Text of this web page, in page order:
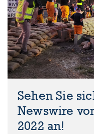
Sehen Sie
Newswire
2022 an!